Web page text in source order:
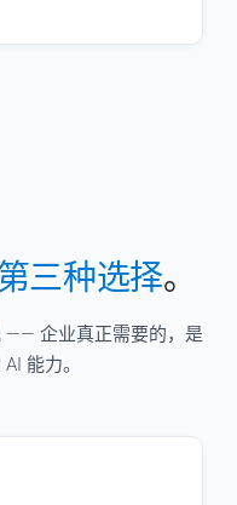
三种选择。
—— 企业真正需要的，是
能力。